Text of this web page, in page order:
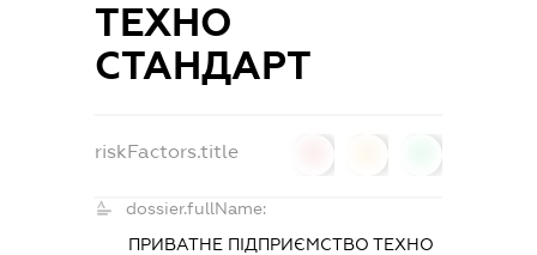
ТЕХНО
СТАНДАРТ
riskFactors.title
dossier.fullName:
ПРИВАТНЕ ПІДПРИЄМСТВО ТЕХНО